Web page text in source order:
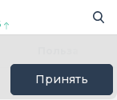
Принять